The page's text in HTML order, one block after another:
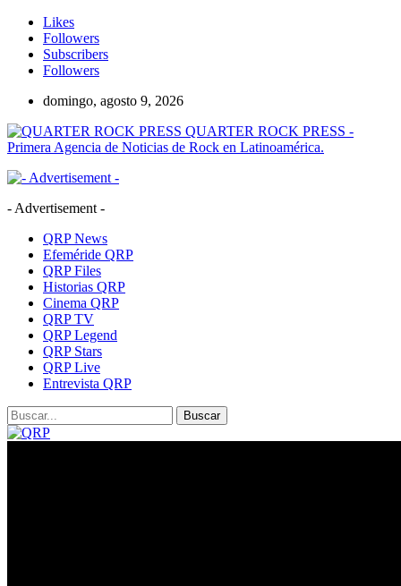
Likes
Followers
Subscribers
Followers
domingo, agosto 9, 2026
QUARTER ROCK PRESS -
Primera Agencia de Noticias de Rock en Latinoamérica.
- Advertisement -
QRP News
Efeméride QRP
QRP Files
Historias QRP
Cinema QRP
QRP TV
QRP Legend
QRP Stars
QRP Live
Entrevista QRP